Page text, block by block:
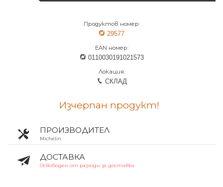
Продуктов номер:
29577
EAN номер:
0110030191021573
Локация:
СКЛАД
Изчерпан продукт!
ПРОИЗВОДИТЕЛ
Michelin
ДОСТАВКА
Освободен от разходи за доставка